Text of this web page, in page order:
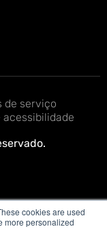
cookies are used
more personalized
de serviço
acessibilidade